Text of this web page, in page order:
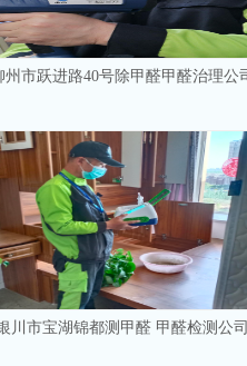
州市跃进路40号除甲醛甲醛治理公
川市宝湖锦都测甲醛 甲醛检测公司